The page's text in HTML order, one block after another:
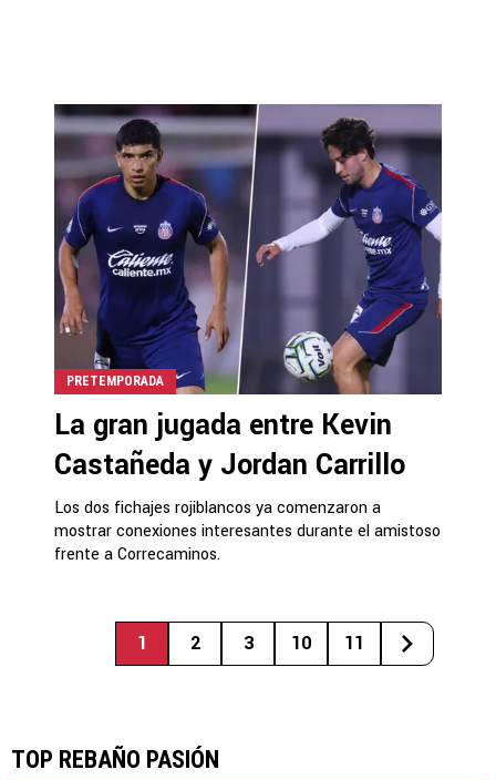
PRETEMPORADA
La gran jugada entre Kevin
Castañeda y Jordan Carrillo
Los dos fichajes rojiblancos ya comenzaron a
mostrar conexiones interesantes durante el amistoso
frente a Correcaminos.
1 2 3 10 11
TOP REBAÑO PASIÓN